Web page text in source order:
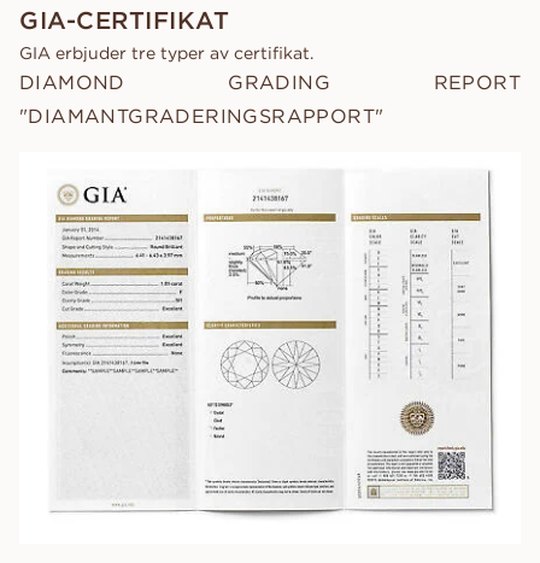
GIA-CERTIFIKAT
GIA erbjuder tre typer av certifikat.
DIAMOND GRADING REPORT
"DIAMANTGRADERINGSRAPPORT"